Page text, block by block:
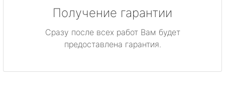
Получение гарантии
Сразу после всех работ Вам будет
предоставлена гарантия.